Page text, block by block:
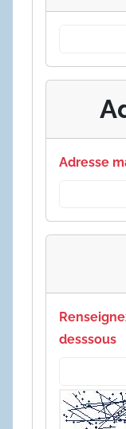
Adresse
desssous